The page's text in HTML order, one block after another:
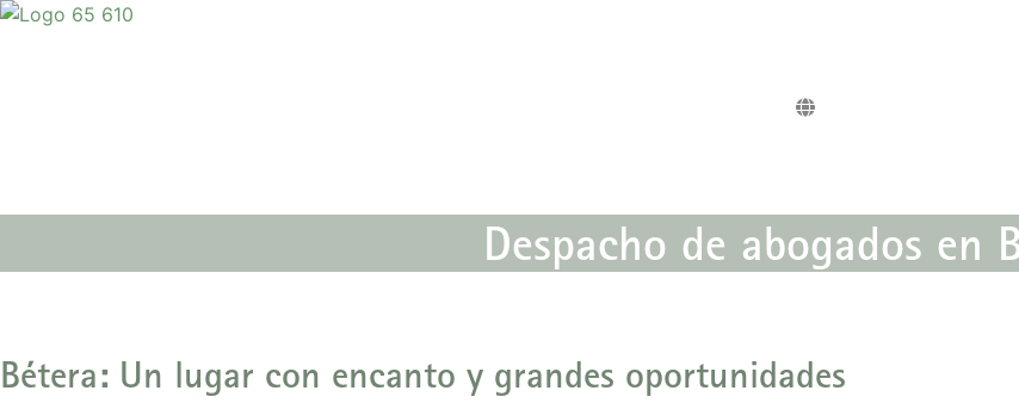
Ir
Despacho de abogados en
Bétera: Un lugar con encanto y grandes oportunidades